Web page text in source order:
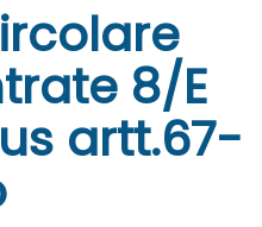
8/E
artt.67-